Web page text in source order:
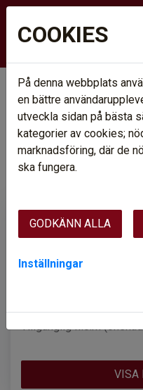
Hem
Ledigt just nu
Lediga förråd
LEDIGA
Filter av. 1 Träff
Västlundavägen 31 B,
Förråd
Tillgänglig fr.o.m
VISA
COOKIES
På denna webbplats
en bättre
utveckla sidan på bästa
kategorier av cookies;
marknadsföring, där de
ska fungera.
GODKÄNN ALLA
Inställningar